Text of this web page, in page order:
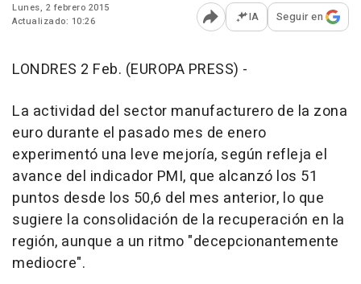
Lunes, 2 febrero 2015
Actualizado: 10:26
Abrir opciones para
IA Seguir en
LONDRES 2 Feb. (EUROPA PRESS) -
La actividad del sector manufacturero de la zona
euro durante el pasado mes de enero
experimentó una leve mejoría, según refleja el
avance del indicador PMI, que alcanzó los 51
puntos desde los 50,6 del mes anterior, lo que
sugiere la consolidación de la recuperación en la
región, aunque a un ritmo "decepcionantemente
mediocre".